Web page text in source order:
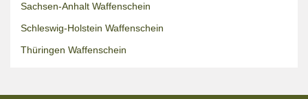
Sachsen-Anhalt Waffenschein
Schleswig-Holstein Waffenschein
Thüringen Waffenschein